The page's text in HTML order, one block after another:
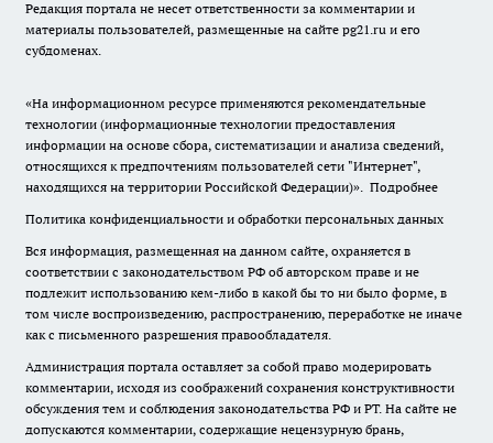
Редакция портала не несет ответственности за комментарии и
материалы пользователей, размещенные на сайте pg21.ru и его
субдоменах.
«На информационном ресурсе применяются рекомендательные
технологии (информационные технологии предоставления
информации на основе сбора, систематизации и анализа сведений,
относящихся к предпочтениям пользователей сети "Интернет",
находящихся на территории Российской Федерации)». Подробнее
Политика конфиденциальности и обработки персональных данных
Вся информация, размещенная на данном сайте, охраняется в
соответствии с законодательством РФ об авторском праве и не
подлежит использованию кем-либо в какой бы то ни было форме, в
том числе воспроизведению, распространению, переработке не иначе
как с письменного разрешения правообладателя.
Администрация портала оставляет за собой право модерировать
комментарии, исходя из соображений сохранения конструктивности
обсуждения тем и соблюдения законодательства РФ и РТ. На сайте не
допускаются комментарии, содержащие нецензурную брань,